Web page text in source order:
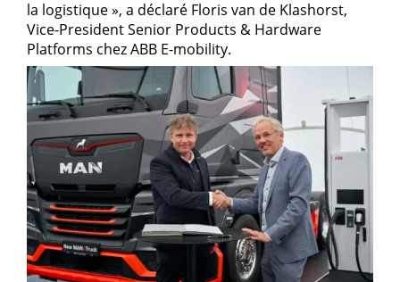
la logistique », a déclaré Floris van de Klashorst,
Vice-President Senior Products & Hardware
Platforms chez ABB E-mobility.